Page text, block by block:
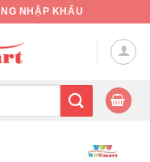
NHẬP KHẨU